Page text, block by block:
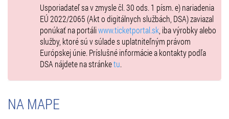
Usporiadateľ sa v zmysle čl. 30 ods. 1 písm. e) nariadenia
EÚ 2022/2065 (Akt o digitálnych službách, DSA) zaviazal
ponúkať na portáliwww.ticketportal.sk , iba výrobky alebo
služby, ktoré sú v súlade s uplatniteľným právom
Európskej únie. Príslušné informácie a kontakty podľa
DSA nájdete na stránketu.
NA MAPE